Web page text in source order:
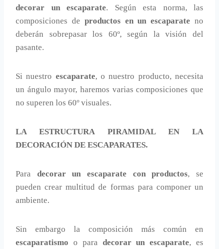
decorar un escaparate. Según esta norma, las
composiciones de productos en un escaparate no
deberán sobrepasar los 60º, según la visión del
pasante.
Si nuestro escaparate, o nuestro producto, necesita
un ángulo mayor, haremos varias composiciones que
no superen los 60º visuales.
LA ESTRUCTURA PIRAMIDAL EN LA
DECORACIÓN DE ESCAPARATES.
Para decorar un escaparate con productos, se
pueden crear multitud de formas para componer un
ambiente.
Sin embargo la composición más común en
escaparatismo o para decorar un escaparate, es